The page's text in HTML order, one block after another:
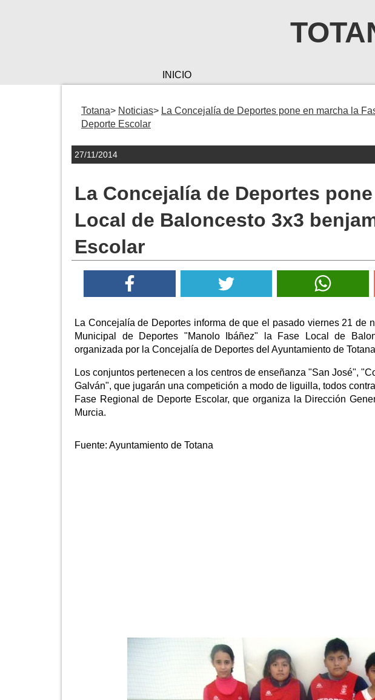
INICIO
Totana Noticias
La Concejalía de Deportes pone en marcha la
Deporte Escolar
27/11/2014
La Concejalía de Deportes
Local de Baloncesto 3x3
Escolar
La Concejalía de Deportes informa de que el pasado viernes 21 de
Municipal de Deportes "Manolo Ibáñez" la Fase Local de
organizada por la Concejalía de Deportes del Ayuntamiento de
Los conjuntos pertenecen a los centros de enseñanza "San José",
Galván", que jugarán una competición a modo de liguilla, todos
Fase Regional de Deporte Escolar, que organiza la Dirección
Murcia.
Fuente: Ayuntamiento de Totana